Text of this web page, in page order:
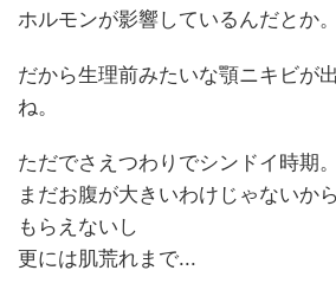
ホルモンが影響しているんだとか。
だから生理前みたいな顎ニキビが
ね。
ただでさえつわりでシンドイ時期。
まだお腹が大きいわけじゃないか
もらえないし
更には肌荒れまで...